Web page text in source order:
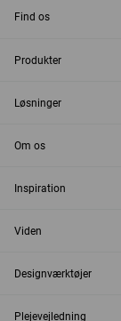
Find os
Produkter
Løsninger
Om os
Inspiration
Viden
Designværktøjer
Plejevejledning